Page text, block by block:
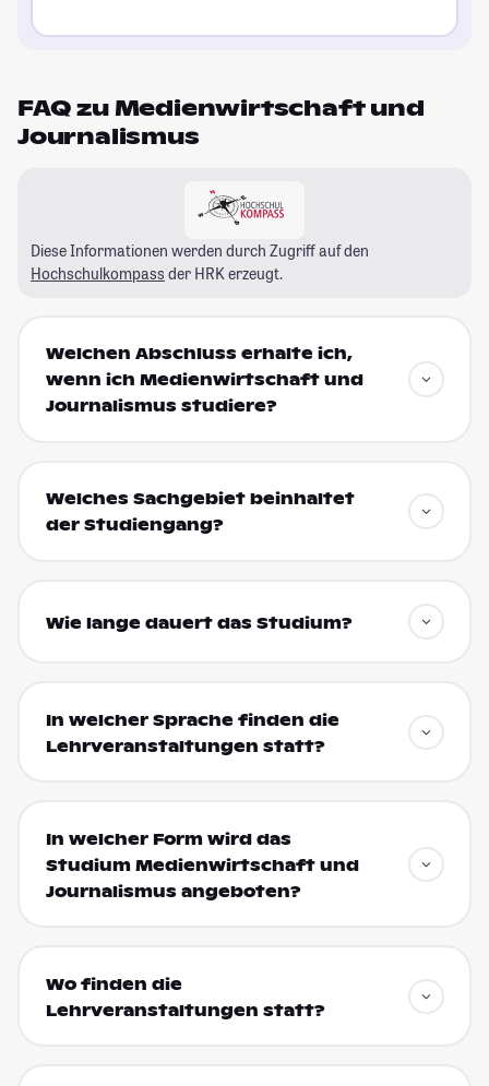
FAQ zu Medienwirtschaft und
Journalismus
Diese Informationen werden durch Zugriff auf den
Hochschulkompass der HRK erzeugt.
Welchen Abschluss erhalte ich,
wenn ich Medienwirtschaft und
Journalismus studiere?
Welches Sachgebiet beinhaltet
der Studiengang?
Wie lange dauert das Studium?
In welcher Sprache finden die
Lehrveranstaltungen statt?
In welcher Form wird das
Studium Medienwirtschaft und
Journalismus angeboten?
Wo finden die
Lehrveranstaltungen statt?